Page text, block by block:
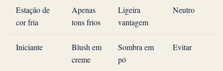
Estação de
cor fria
Apenas
tons frios
Ligeira
vantagem
Neutro
Iniciante
Blush em
creme
Sombra em
pó
Evitar